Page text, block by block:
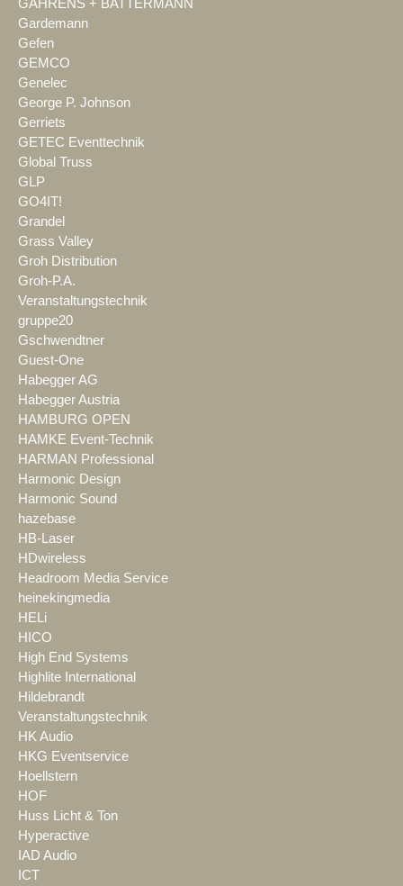
GAHRENS + BATTERMANN
Gardemann
Gefen
GEMCO
Genelec
George P. Johnson
Gerriets
GETEC Eventtechnik
Global Truss
GLP
GO4IT!
Grandel
Grass Valley
Groh Distribution
Groh-P.A.
Veranstaltungstechnik
gruppe20
Gschwendtner
Guest-One
Habegger AG
Habegger Austria
HAMBURG OPEN
HAMKE Event-Technik
HARMAN Professional
Harmonic Design
Harmonic Sound
hazebase
HB-Laser
HDwireless
Headroom Media Service
heinekingmedia
HELi
HICO
High End Systems
Highlite International
Hildebrandt
Veranstaltungstechnik
HK Audio
HKG Eventservice
Hoellstern
HOF
Huss Licht & Ton
Hyperactive
IAD Audio
ICT